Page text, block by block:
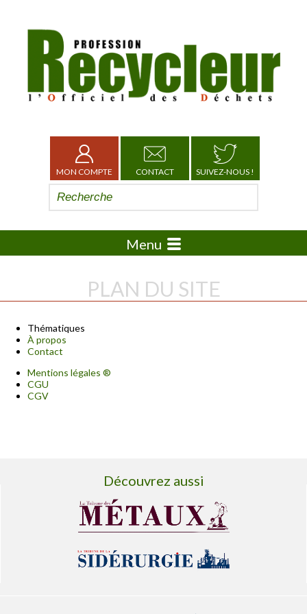
MON COMPTE CONTACT SUIVEZ-NOUS !
Menu
PLAN DU SITE
Thématiques
À propos
Contact
Mentions légales ®
CGU
CGV
Découvrez aussi